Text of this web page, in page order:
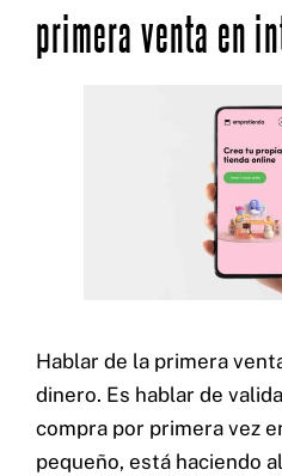
primera venta en
Hablar de la primera
dinero. Es hablar de
compra por primera vez
pequeño, está haciendo